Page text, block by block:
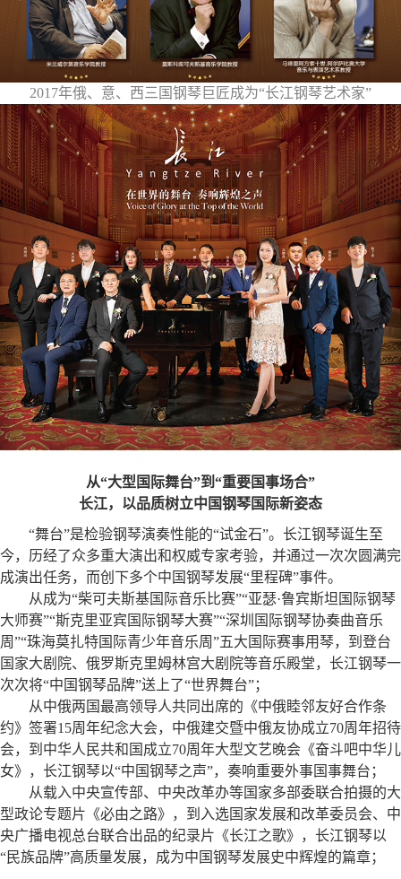
2017年俄、意、西三国钢琴巨匠成为“长江钢琴艺术家”
从“大型国际舞台”到“重要国事场合”
长江，以品质树立中国钢琴国际新姿态
“舞台”是检验钢琴演奏性能的“试金石”。长江钢琴诞生至
今，历经了众多重大演出和权威专家考验，并通过一次次圆满完
成演出任务，而创下多个中国钢琴发展“里程碑”事件。
从成为“柴可夫斯基国际音乐比赛”“亚瑟·鲁宾斯坦国际钢琴
大师赛”“斯克里亚宾国际钢琴大赛”“深圳国际钢琴协奏曲音乐
周”“珠海莫扎特国际青少年音乐周”五大国际赛事用琴，到登台
国家大剧院、俄罗斯克里姆林宫大剧院等音乐殿堂，长江钢琴一
次次将“中国钢琴品牌”送上了“世界舞台”；
从中俄两国最高领导人共同出席的《中俄睦邻友好合作条
约》签署15周年纪念大会，中俄建交暨中俄友协成立70周年招待
会，到中华人民共和国成立70周年大型文艺晚会《奋斗吧中华儿
女》，长江钢琴以“中国钢琴之声”，奏响重要外事国事舞台；
从载入中央宣传部、中央改革办等国家多部委联合拍摄的大
型政论专题片《必由之路》，到入选国家发展和改革委员会、中
央广播电视总台联合出品的纪录片《长江之歌》，长江钢琴以
“民族品牌”高质量发展，成为中国钢琴发展史中辉煌的篇章；